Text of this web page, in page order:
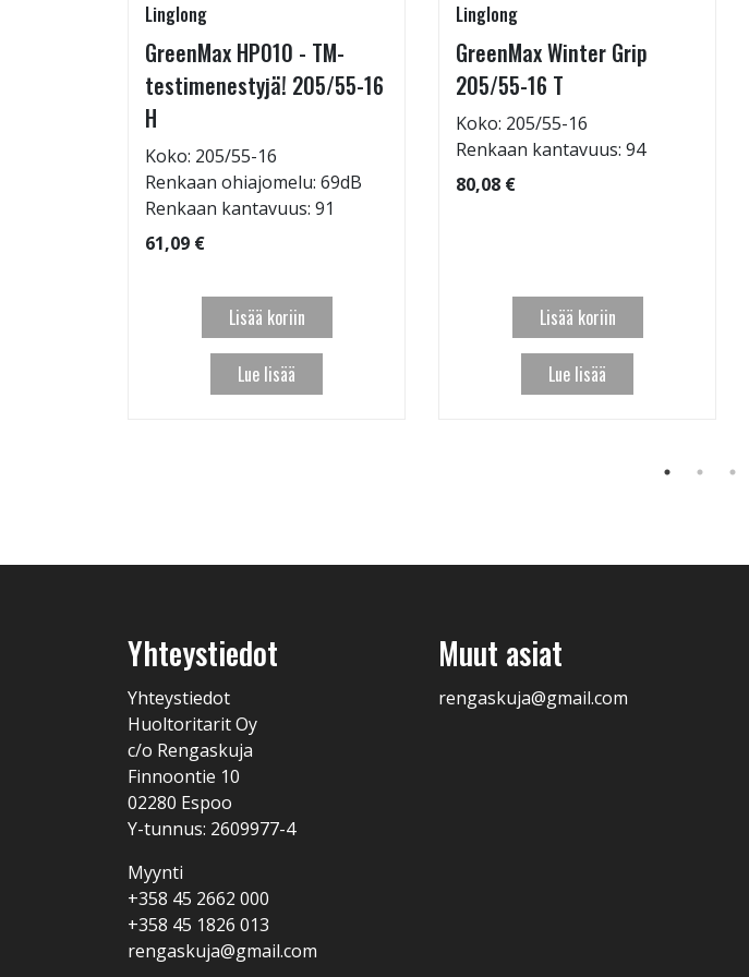
Linglong
GreenMax HP010 - TM-
testimenestyjä! 205/55-16
H
Koko: 205/55-16
Renkaan ohiajomelu: 69dB
Renkaan kantavuus: 91
61,09 €
Lisää koriin
Lue lisää
Linglong
GreenMax Winter Grip
205/55-16 T
Koko: 205/55-16
Renkaan kantavuus: 94
80,08 €
Lisää koriin
Lue lisää
Yhteystiedot
Yhteystiedot
Huoltoritarit Oy
c/o Rengaskuja
Finnoontie 10
02280 Espoo
Y-tunnus: 2609977-4
Myynti
+358 45 2662 000
+358 45 1826 013
rengaskuja@gmail.com
Muut asiat
rengaskuja@gmail.com